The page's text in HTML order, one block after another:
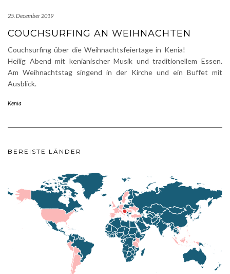
25. December 2019
COUCHSURFING AN WEIHNACHTEN
Couchsurfing über die Weihnachtsfeiertage in Kenia!
Heilig Abend mit kenianischer Musik und traditionellem Essen.
Am Weihnachtstag singend in der Kirche und ein Buffet mit
Ausblick.
Kenia
BEREISTE LÄNDER